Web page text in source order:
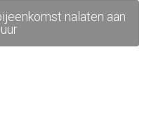
nalaten aan